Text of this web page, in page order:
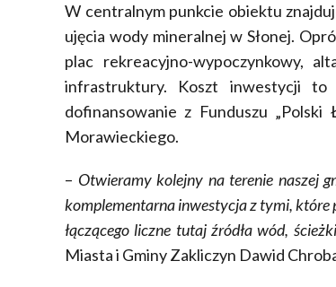
W centralnym punkcie obiektu
ujęcia wody mineralnej w Słonej.
plac rekreacyjno-wypoczynkowy,
infrastruktury. Koszt inwestycji
dofinansowanie z Funduszu „Polski
Morawieckiego.
– Otwieramy kolejny na terenie naszej
komplementarna inwestycja z tymi, które
łączącego liczne tutaj źródła wód,
Miasta i Gminy Zakliczyn Dawid